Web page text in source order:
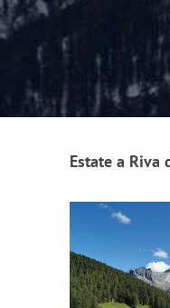
Estate a Riva